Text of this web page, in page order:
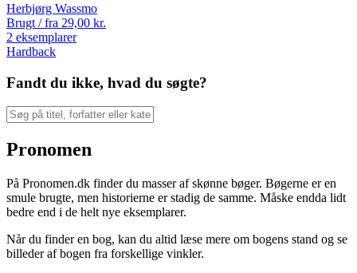
Herbjørg Wassmo
Brugt / fra 29,00 kr.
2 eksemplarer
Hardback
Fandt du ikke, hvad du søgte?
Pronomen
På Pronomen.dk finder du masser af skønne bøger. Bøgerne er en
smule brugte, men historierne er stadig de samme. Måske endda lidt
bedre end i de helt nye eksemplarer.
Når du finder en bog, kan du altid læse mere om bogens stand og se
billeder af bogen fra forskellige vinkler.